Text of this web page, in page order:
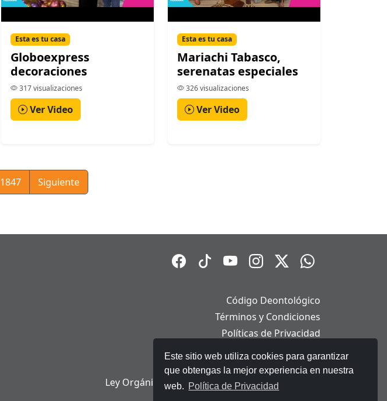
Este sitio web utiliza cookies para garantizar
que obtengas la mejor experiencia en nuestra
web. Política de Privacidad
Esta es tu casa
Globoexpress
decoraciones
317 visualizaciones
Ver Video
Esta es tu casa
Mariachi Tabasco,
serenatas especiales
326 visualizaciones
Ver Video
1847 Siguiente
Código Deontológico
Términos y Condiciones
Políticas de Privacidad
Políticas de Cookies
Aviso Legal
Ley Orgánica de Protección de Datos Personales